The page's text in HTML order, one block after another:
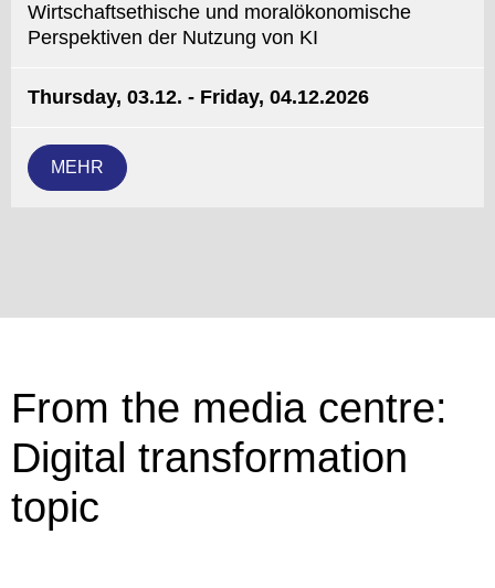
Wirtschaftsethische und moralökonomische
Perspektiven der Nutzung von KI
Thursday, 03.12. - Friday, 04.12.2026
MEHR
From the media centre:
Digital transformation
topic